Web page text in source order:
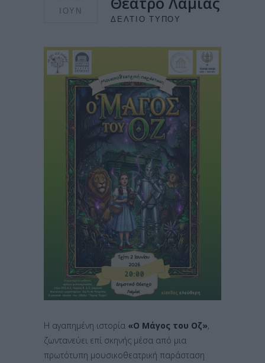
ΙΟΎΝ
ΔΕΛΤΊΟ ΤΎΠΟΥ
Η αγαπημένη ιστορία «Ο Μάγος του Οζ»,
ζωντανεύει επί σκηνής μέσα από μια
πρωτότυπη μουσικοθεατρική παράσταση